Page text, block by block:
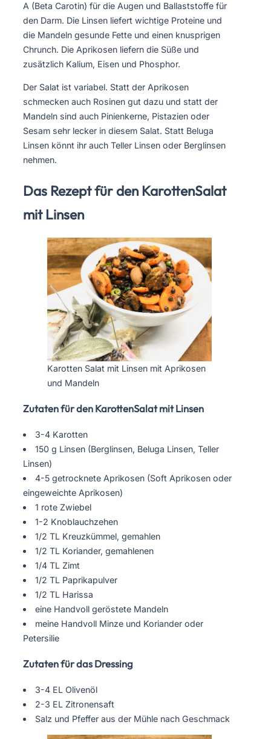
A (Beta Carotin) für die Augen und Ballaststoffe für
den Darm. Die Linsen liefert wichtige Proteine und
die Mandeln gesunde Fette und einen knusprigen
Chrunch. Die Aprikosen liefern die Süße und
zusätzlich Kalium, Eisen und Phosphor.
Der Salat ist variabel. Statt der Aprikosen
schmecken auch Rosinen gut dazu und statt der
Mandeln sind auch Pinienkerne, Pistazien oder
Sesam sehr lecker in diesem Salat. Statt Beluga
Linsen könnt ihr auch Teller Linsen oder Berglinsen
nehmen.
Das Rezept für den KarottenSalat
mit Linsen
Karotten Salat mit Linsen mit Aprikosen
und Mandeln
Zutaten für den KarottenSalat mit Linsen
3-4 Karotten
150 g Linsen (Berglinsen, Beluga Linsen, Teller
Linsen)
4-5 getrocknete Aprikosen (Soft Aprikosen oder
eingeweichte Aprikosen)
1 rote Zwiebel
1-2 Knoblauchzehen
1/2 TL Kreuzkümmel, gemahlen
1/2 TL Koriander, gemahlenen
1/4 TL Zimt
1/2 TL Paprikapulver
1/2 TL Harissa
eine Handvoll geröstete Mandeln
meine Handvoll Minze und Koriander oder
Petersilie
Zutaten für das Dressing
3-4 EL Olivenöl
2-3 EL Zitronensaft
Salz und Pfeffer aus der Mühle nach Geschmack